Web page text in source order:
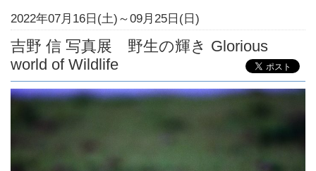
2022年07月16日(土)～09月25日(日)
吉野 信 写真展 野生の輝き Glorious
world of Wildlife